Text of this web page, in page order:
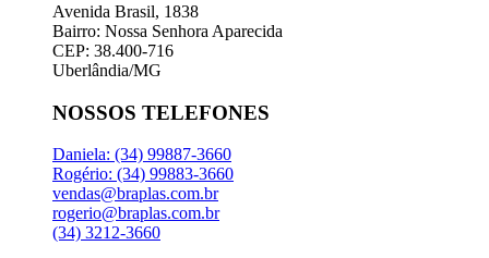
Avenida Brasil, 1838
Bairro: Nossa Senhora Aparecida
CEP: 38.400-716
Uberlândia/MG
NOSSOS TELEFONES
Daniela: (34) 99887-3660
Rogério: (34) 99883-3660
vendas@braplas.com.br
rogerio@braplas.com.br
(34) 3212-3660